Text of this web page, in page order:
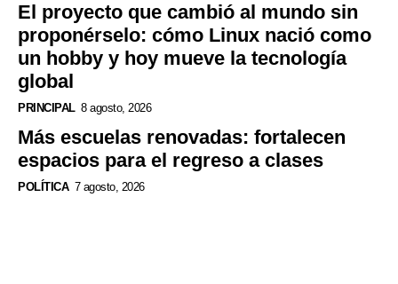
El proyecto que cambió al mundo sin
proponérselo: cómo Linux nació como
un hobby y hoy mueve la tecnología
global
PRINCIPAL 8 agosto, 2026
Más escuelas renovadas: fortalecen
espacios para el regreso a clases
POLÍTICA 7 agosto, 2026